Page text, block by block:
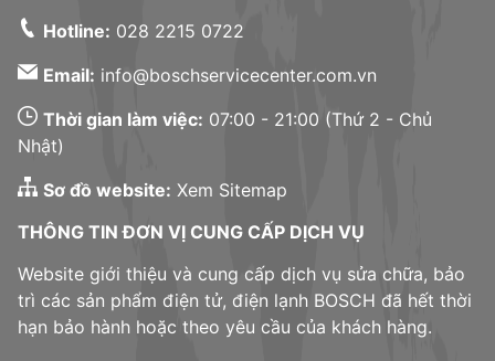
Hotline: 028 2215 0722
Email: info@boschservicecenter.com.vn
Thời gian làm việc: 07:00 - 21:00 (Thứ 2 - Chủ
Nhật)
Sơ đồ website: Xem Sitemap
THÔNG TIN ĐƠN VỊ CUNG CẤP DỊCH VỤ
Website giới thiệu và cung cấp dịch vụ sửa chữa, bảo
trì các sản phẩm điện tử, điện lạnh BOSCH đã hết thời
hạn bảo hành hoặc theo yêu cầu của khách hàng.